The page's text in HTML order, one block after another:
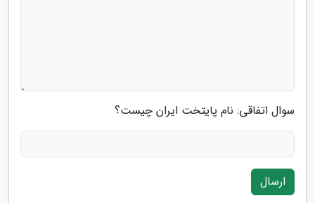
سوال اتفاقی: نام پایتخت ایران چیست؟
ارسال